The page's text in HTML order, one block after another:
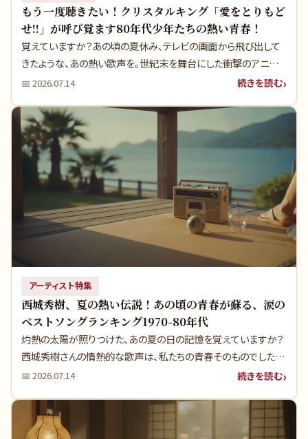
もう一度聴きたい！クリスタルキング「愛をとりもど
せ!!」が呼び覚ます80年代少年たちの熱い青春！
覚えていますか？あの頃の夏休み、テレビの画面から飛び出して
きたような、あの熱い歌声を。世紀末を舞台にした衝撃のアニメ
『北斗の拳』。そのオープニングを飾ったクリスタルキングの『愛を
この曲が生まれた背景には、知られざるドラマと時代の熱狂が隠
されているのです。
📅2026.07.14 続きを読む
アーティスト特集
西城秀樹、夏の熱い伝説！あの頃の青春が蘇る、涙の
ベストソングランキング1970-80年代
灼熱の太陽が照りつけた、あの夏の日の記憶を覚えていますか？
西城秀樹さんの情熱的な歌声は、私たちの青春そのものでした
ね。実は彼の夏の名曲には、当時の時代背景が色濃く反映された
の知られざる真実を、今こそ紐解いていきましょう。
📅2026.07.14 続きを読む